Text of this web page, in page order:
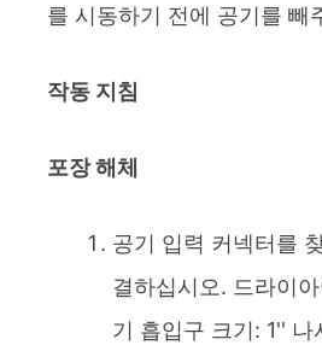
를 시동하기 전에 공기를 빼
작동 지침
포장 해체
공기 입력 커넥터를
결하십시오. 드라이
기 흡입구 크기: 1'' 나